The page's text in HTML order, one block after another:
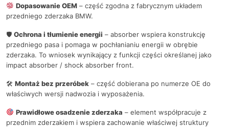
Dopasowanie OEM– część zgodna z fabrycznym układem
przedniego zderzaka BMW.
🛡 Ochrona i tłumienie energii – absorber wspiera konstrukcję
przedniego pasa i pomaga w pochłanianiu energii w obrębie
zderzaka. To wniosek wynikający z funkcji części określanej jako
impact absorber / shock absorber front.
🛠 Montaż bez przeróbek – część dobierana po numerze OE do
właściwych wersji nadwozia i wyposażenia.
Prawidłowe osadzenie zderzaka – element współpracuje z
przednim zderzakiem i wspiera zachowanie właściwej struktury